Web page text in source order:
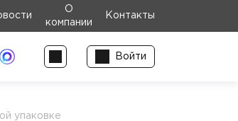
О
компании
Контакты
Войти
упаковке